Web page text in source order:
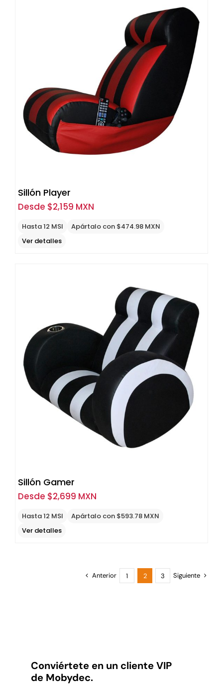
Sillón Player
Desde $2,159 MXN
Hasta 12 MSI
Apártalo con $474.98 MXN
Ver detalles
Sillón Gamer
Desde $2,699 MXN
Hasta 12 MSI
Apártalo con $593.78 MXN
Ver detalles
Anterior 1 2 3 Siguiente
Conviértete en un cliente VIP
de Mobydec.